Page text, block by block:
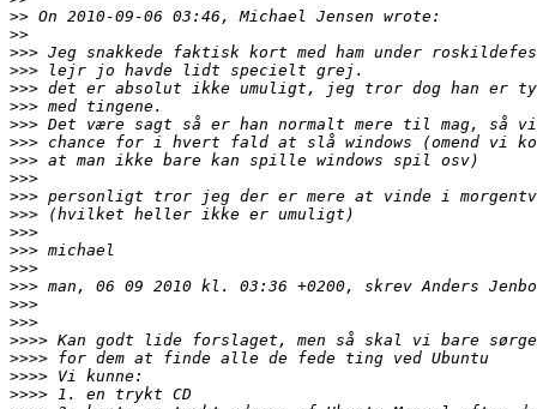
>>
>>
>>>
>>>
>>>
>>>
>>>
>>>
>>>
>>>
>>>
>>>
>>>
>>>
>>>
>>>
>>>
>>>
>>>>
>>>>
>>>>
>>>>